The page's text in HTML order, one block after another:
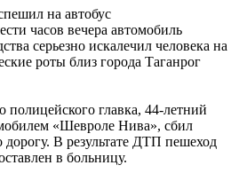
на автобус
часов вечера автомобиль
серьезно искалечил человека на
роты близ города Таганрог
главка, 44-летний
«Шевроле Нива», сбил
В результате ДТП пешеход
в больницу.